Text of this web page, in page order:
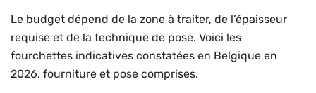
Le budget dépend de la zone à traiter, de l’épaisseur
requise et de la technique de pose. Voici les
fourchettes indicatives constatées en Belgique en
2026, fourniture et pose comprises.